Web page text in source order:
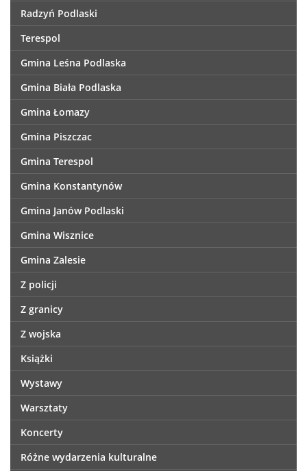
Radzyń Podlaski
Terespol
Gmina Leśna Podlaska
Gmina Biała Podlaska
Gmina Łomazy
Gmina Piszczac
Gmina Terespol
Gmina Konstantynów
Gmina Janów Podlaski
Gmina Wisznice
Gmina Zalesie
Z policji
Z granicy
Z wojska
Książki
Wystawy
Warsztaty
Koncerty
Różne wydarzenia kulturalne